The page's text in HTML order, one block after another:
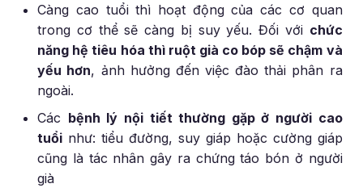
Càng cao tuổi thì hoạt động của các cơ quan
trong cơ thể sẽ càng bị suy yếu. Đối với chức
năng hệ tiêu hóa thì ruột già co bóp sẽ chậm và
yếu hơn, ảnh hưởng đến việc đào thải phân ra
ngoài.
Các bệnh lý nội tiết thường gặp ở người cao
tuổi như: tiểu đường, suy giáp hoặc cường giáp
cũng là tác nhân gây ra chứng táo bón ở người
già